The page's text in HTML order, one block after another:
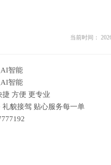
当前时间：
智能
智能
捷 方便 更专业
礼貌接驾 贴心服务每一单